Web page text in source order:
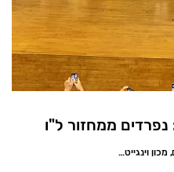
נפרדים ממחזור ל"ו
אקדמיית וינגייט למצוינות בספורט, מאמרים, מכון וינגייט, ספורט הישגי, חדשות